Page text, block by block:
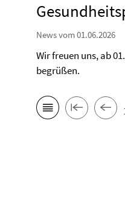
News vom 01.06.2026
Wir freuen uns, ab
begrüßen.